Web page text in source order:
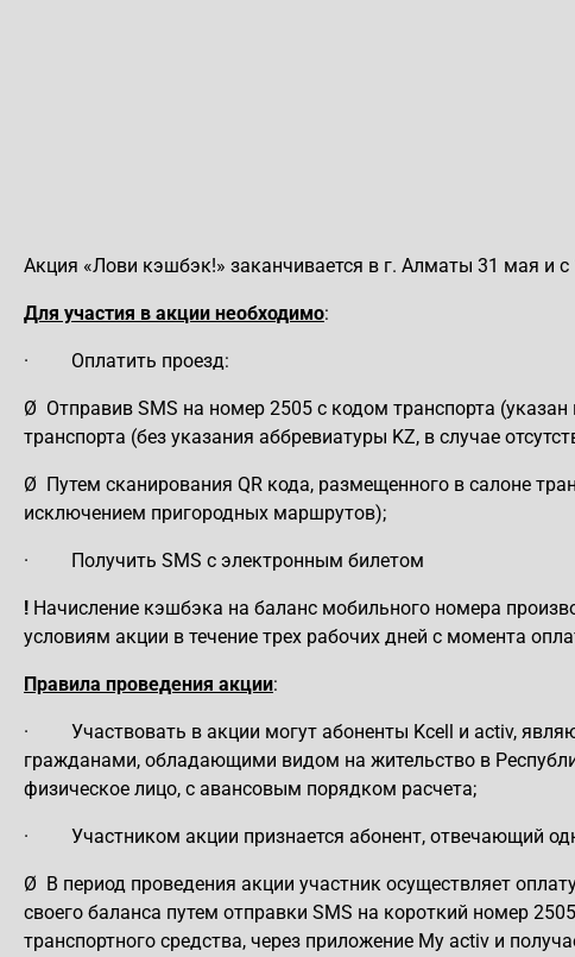
Акция «Лови кэшбэк!» заканчивается в г. Алматы 31 мая и
Для участия в акции необходимо:
· Оплатить проезд:
Ø Отправив SMS на номер 2505 с кодом транспорта
транспорта (без указания аббревиатуры KZ, в случае
Ø Путем сканирования QR кода, размещенного в салоне
исключением пригородных маршрутов);
· Получить SMS с электронным билетом
! Начисление кэшбэка на баланс мобильного номера
условиям акции в течение трех рабочих дней с момента
Правила проведения акции:
· Участвовать в акции могут абоненты Kcell и activ,
гражданами, обладающими видом на жительство в
физическое лицо, с авансовым порядком расчета;
· Участником акции признается абонент, отвечающий
Ø В период проведения акции участник осуществляет
своего баланса путем отправки SMS на короткий номер
транспортного средства, через приложение My activ и